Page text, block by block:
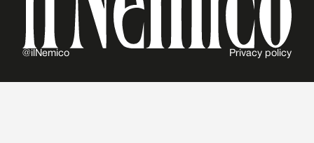
@ilNemico Privacy policy